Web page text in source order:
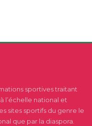
sportives traitant
l’échelle national et
sites sportifs du genre le
que par la diaspora.